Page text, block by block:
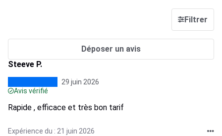
Filtrer
Déposer un avis
Steeve P.
29 juin 2026
Avis vérifié
Rapide , efficace et très bon tarif
Expérience du : 21 juin 2026